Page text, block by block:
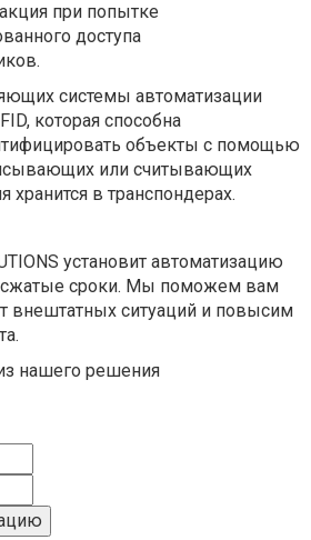
при попытке
доступа
системы автоматизации
которая способна
объекты с помощью
или считывающих
в транспондерах.
установит автоматизацию
сжатые сроки. Мы поможем вам
внештатных ситуаций и повысим
нашего решения